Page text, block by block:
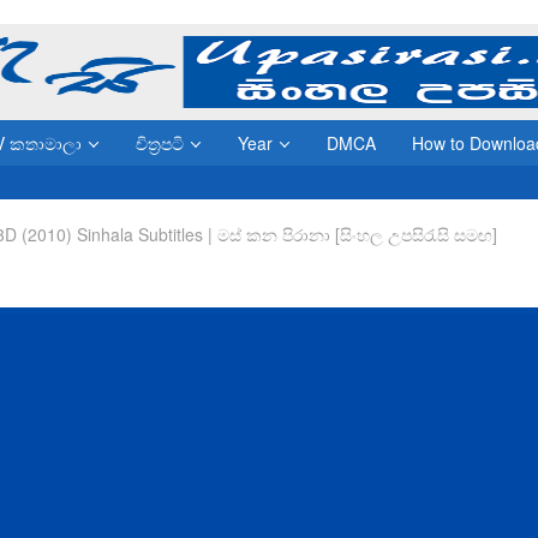
කතාමාලා චිත්‍රපටි Year DMCA How to
(2010) Sinhala Subtitles | මස් කන පිරානා [සිංහල උපසිරැසි සමඟ]